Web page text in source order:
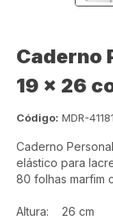
Caderno
19 x 26
Código: MDR-
Caderno
elástico para
80 folhas marfim
Altura: 26 cm